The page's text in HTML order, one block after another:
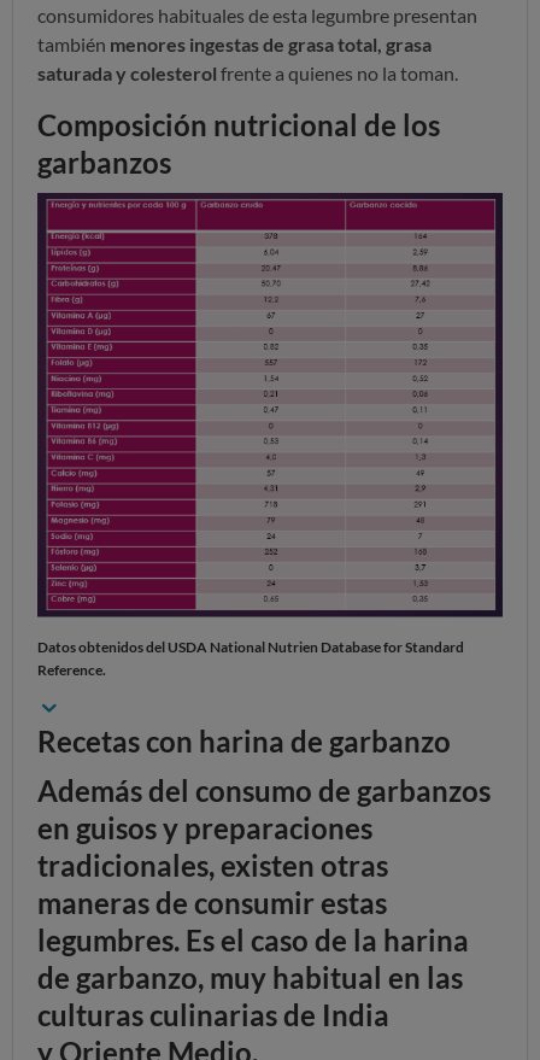
consumidores habituales de esta legumbre presentan
también menores ingestas de grasa total, grasa
saturada y colesterol frente a quienes no la toman.
Composición nutricional de los
garbanzos
Datos obtenidos del USDA National Nutrien Database for Standard
Reference.
Recetas con harina de garbanzo
Además del consumo de garbanzos
en guisos y preparaciones
tradicionales, existen otras
maneras de consumir estas
legumbres. Es el caso de la harina
de garbanzo, muy habitual en las
culturas culinarias de India
y Oriente Medio.